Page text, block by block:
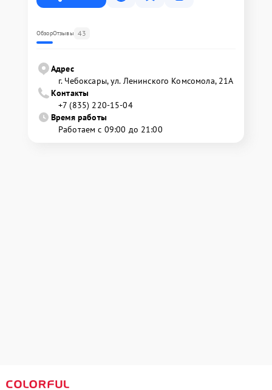
ОбзорОтзывы 43
Адрес
г. Чебоксары, ул. Ленинского Комсомола, 21А
Контакты
+7 (835) 220-15-04
Время работы
Работаем с 09:00 до 21:00